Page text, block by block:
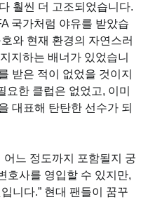
훨씬 더 고조되었습니다.
국가처럼 야유를 받았습
와 현재 환경의 자연스러
지하는 배너가 있었습니
받은 적이 없었을 것이지
한 클럽은 없었고, 이미
대표해 탄탄한 선수가 되
느 정도까지 포함될지 궁
호사를 영입할 수 있지만,
니다.” 현대 팬들이 꿈꾸